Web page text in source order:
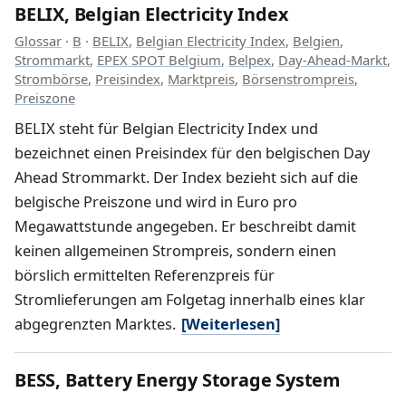
BELIX, Belgian Electricity Index
Glossar · B · BELIX, Belgian Electricity Index, Belgien,
Strommarkt, EPEX SPOT Belgium, Belpex, Day-Ahead-Markt,
Strombörse, Preisindex, Marktpreis, Börsenstrompreis,
Preiszone
BELIX steht für Belgian Electricity Index und
bezeichnet einen Preisindex für den belgischen Day
Ahead Strommarkt. Der Index bezieht sich auf die
belgische Preiszone und wird in Euro pro
Megawattstunde angegeben. Er beschreibt damit
keinen allgemeinen Strompreis, sondern einen
börslich ermittelten Referenzpreis für
Stromlieferungen am Folgetag innerhalb eines klar
abgegrenzten Marktes. [Weiterlesen]
BESS, Battery Energy Storage System